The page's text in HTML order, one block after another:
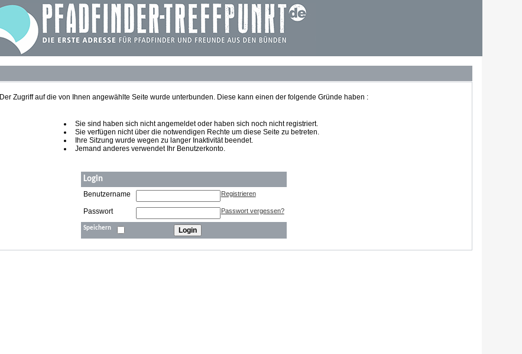
Der Zugriff auf die von Ihnen angewählte Seite wurde unterbunden. Diese kann einen der folgende Gründe haben :
Sie sind haben sich nicht angemeldet oder haben sich noch nicht registriert.
Sie verfügen nicht über die notwendigen Rechte um diese Seite zu betreten.
Ihre Sitzung wurde wegen zu langer Inaktivität beendet.
Jemand anderes verwendet Ihr Benutzerkonto.
Login
Benutzername Registrieren
Passwort Passwort vergessen?
Speichern